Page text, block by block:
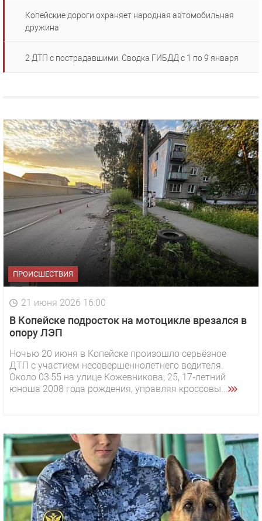
Копейские дороги охраняет народная автомобильная
дружина
2 ДТП с пострадавшими. Сводка ГИБДД с 1 по 9 января
ПРОИСШЕСТВИЯ
21 июня 2026 16:00
В Копейске подросток на мотоцикле врезался в
опору ЛЭП
Ночью 20 июня в Копейске произошло серьёзное
ДТП с участием несовершеннолетнего водителя.
Около 03:55 на улице Кожевникова, 25, 17‑летний
юноша 2008 года рождения, управляя кроссовы...